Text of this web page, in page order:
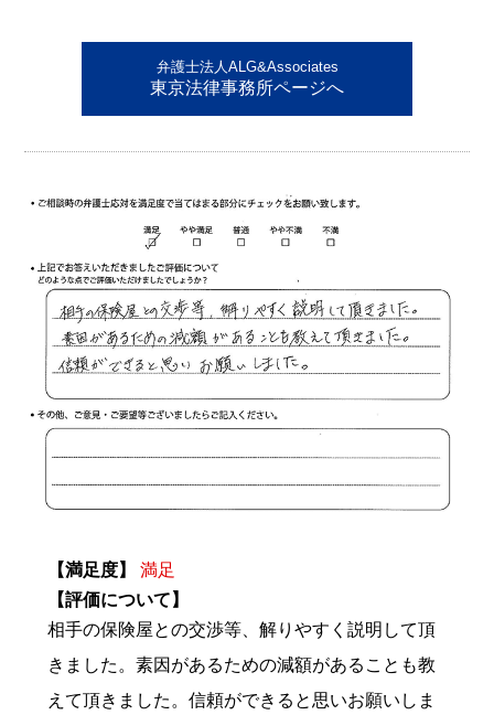
弁護士法人ALG&Associates
東京法律事務所ページへ
【満足度】
満足
【評価について】
相手の保険屋との交渉等、解りやすく説明して頂
きました。素因があるための減額があることも教
えて頂きました。信頼ができると思いお願いしま